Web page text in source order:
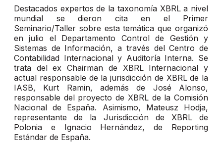
Destacados expertos de la taxonomía XBRL a nivel
mundial se dieron cita en el Primer
Seminario/Taller sobre esta temática que organizó
en julio el Departamento Control de Gestión y
Sistemas de Información, a través del Centro de
Contabilidad Internacional y Auditoría Interna. Se
trata del ex Chairman de XBRL Internacional y
actual responsable de la jurisdicción de XBRL de la
IASB, Kurt Ramin, además de José Alonso,
responsable del proyecto de XBRL de la Comisión
Nacional de España. Asimismo, Mateusz Hodja,
representante de la Jurisdicción de XBRL de
Polonia e Ignacio Hernández, de Reporting
Estándar de España.